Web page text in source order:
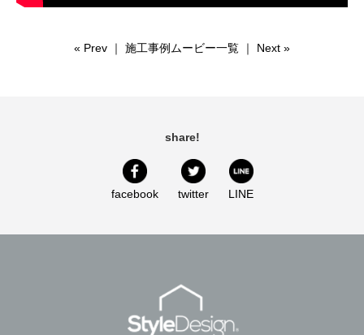
« Prev ｜ 施工事例ムービー一覧 ｜ Next »
share!
facebook twitter LINE